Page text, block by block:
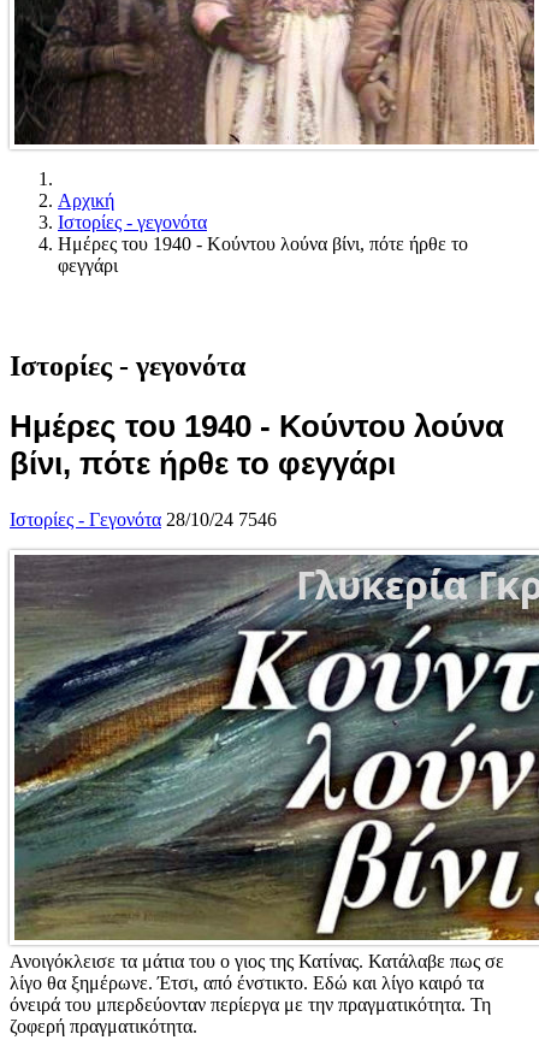
Αρχική
Ιστορίες - γεγονότα
Ημέρες του 1940 - Κούντου λούνα βίνι, πότε ήρθε το
φεγγάρι
Ιστορίες - γεγονότα
Ημέρες του 1940 - Κούντου λούνα
βίνι, πότε ήρθε το φεγγάρι
Ιστορίες - Γεγονότα 28/10/24 7546
Ανοιγόκλεισε τα μάτια του ο γιος της Κατίνας. Κατάλαβε πως σε
λίγο θα ξημέρωνε. Έτσι, από ένστικτο. Εδώ και λίγο καιρό τα
όνειρά του μπερδεύονταν περίεργα με την πραγματικότητα. Τη
ζοφερή πραγματικότητα.